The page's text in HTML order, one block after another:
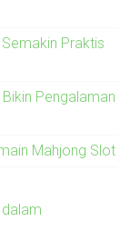
Praktis
Pengalaman
Mahjong Slot